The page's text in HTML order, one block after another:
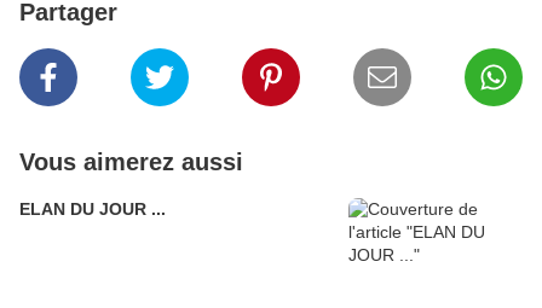
Partager
Vous aimerez aussi
ELAN DU JOUR ...